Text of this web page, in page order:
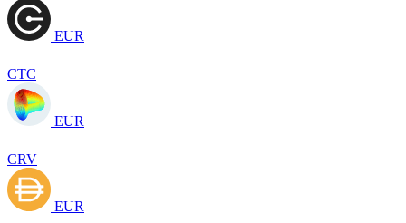
EUR
CTC
EUR
CRV
EUR